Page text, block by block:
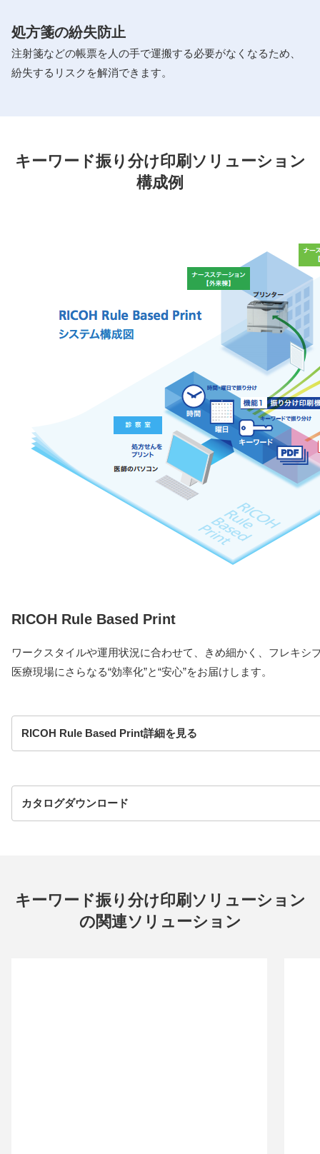
処方箋の紛失防止
注射箋などの帳票を人の手で運搬する必要がなくなるため、
紛失するリスクを解消できます。
キーワード振り分け印刷ソリューション
構成例
RICOH Rule Based Print
ワークスタイルや運用状況に合わせて、きめ細かく、フレキシ
医療現場にさらなる“効率化”と“安心”をお届けします。
RICOH Rule Based Print詳細を見る
カタログダウンロード
キーワード振り分け印刷ソリューション
の関連ソリューション